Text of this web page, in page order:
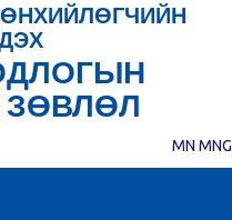
MN MNG